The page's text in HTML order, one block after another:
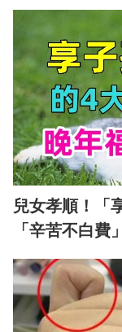
兒女孝順！「
「辛苦不白費